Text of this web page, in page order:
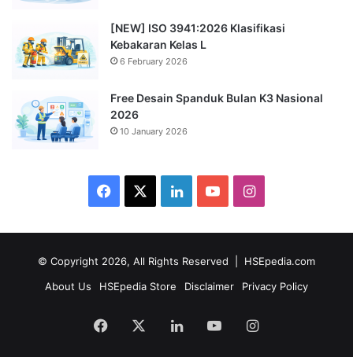
[NEW] ISO 3941:2026 Klasifikasi
Kebakaran Kelas L
6 February 2026
Free Desain Spanduk Bulan K3 Nasional
2026
10 January 2026
Facebook LinkedInYouTubeInstagram
© Copyright 2026, All Rights Reserved | HSEpedia.com
About Us
HSEpedia Store Disclaimer Privacy Policy
Facebook LinkedInYouTubeInstagram